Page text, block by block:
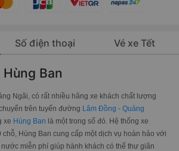
Số điện thoại Vé xe Tết
Ban
Ngãi, có rất nhiều hãng xe khách chất lượng
trên tuyến đường Lâm Đồng - Quảng
xe Hùng Ban là một trong số đó. Hệ thống xe
Hùng Ban cung cấp một dịch vụ hoàn hảo với
miễn phí giúp hành khách có thể thư giãn